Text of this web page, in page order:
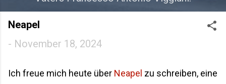
Neapel
- November 18, 2024
Ich freue mich heute über Neapel zu schreiben, eine